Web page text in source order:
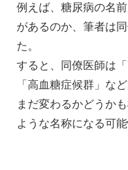
例えば、糖尿病の名
があるのか、筆者は
た。
すると、同僚医師は
「高血糖症候群」な
まだ変わるかどうか
ような名称になる可